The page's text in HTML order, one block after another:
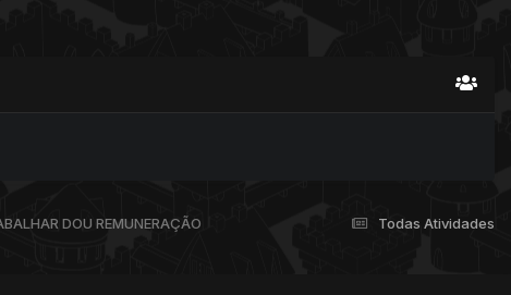
Todas Atividades
DOU REMUNERAÇÃO